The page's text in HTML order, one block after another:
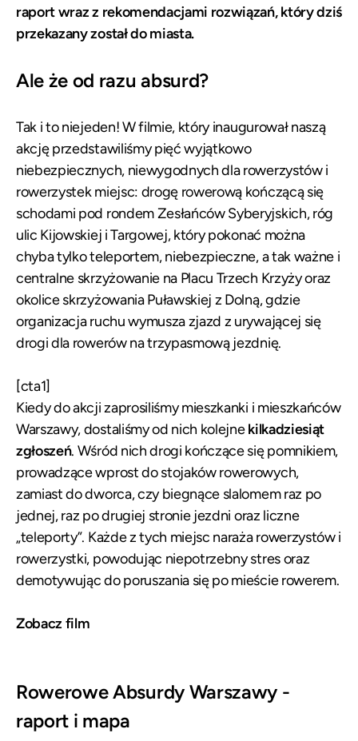
raport wraz z rekomendacjami rozwiązań, który dziś
przekazany został do miasta.
Ale że od razu absurd?
Tak i to niejeden! W filmie, który inaugurował naszą
akcję przedstawiliśmy pięć wyjątkowo
niebezpiecznych, niewygodnych dla rowerzystów i
rowerzystek miejsc: drogę rowerową kończącą się
schodami pod rondem Zesłańców Syberyjskich, róg
ulic Kijowskiej i Targowej, który pokonać można
chyba tylko teleportem, niebezpieczne, a tak ważne i
centralne skrzyżowanie na Placu Trzech Krzyży oraz
okolice skrzyżowania Puławskiej z Dolną, gdzie
organizacja ruchu wymusza zjazd z urywającej się
drogi dla rowerów na trzypasmową jezdnię.
[cta1]
Kiedy do akcji zaprosiliśmy mieszkanki i mieszkańców
Warszawy, dostaliśmy od nich kolejnekilkadziesiąt
zgłoszeń. Wśród nich drogi kończące się pomnikiem,
prowadzące wprost do stojaków rowerowych,
zamiast do dworca, czy biegnące slalomem raz po
jednej, raz po drugiej stronie jezdni oraz liczne
„teleporty”. Każde z tych miejsc naraża rowerzystów i
rowerzystki, powodując niepotrzebny stres oraz
demotywując do poruszania się po mieście rowerem.
Zobacz film
Rowerowe Absurdy Warszawy -
raport i mapa